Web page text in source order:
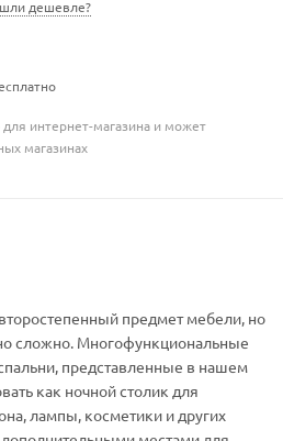
дешевле?
интернет-магазина и может
магазинах
предмет мебели, но
сложно. Многофункциональные
представленные в нашем
как ночной столик для
лампы, косметики и других